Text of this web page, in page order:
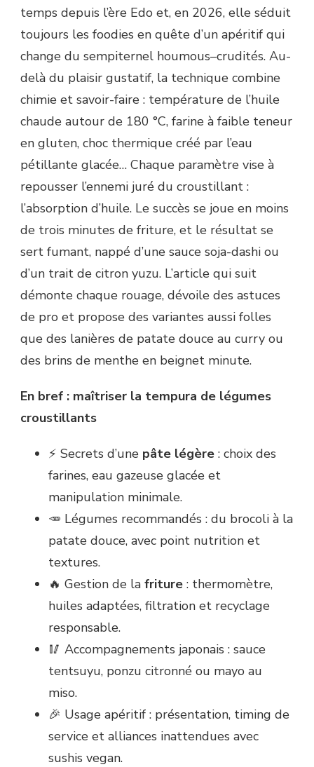
temps depuis l’ère Edo et, en 2026, elle séduit
toujours les foodies en quête d’un apéritif qui
change du sempiternel houmous–crudités. Au-
delà du plaisir gustatif, la technique combine
chimie et savoir-faire : température de l’huile
chaude autour de 180 °C, farine à faible teneur
en gluten, choc thermique créé par l’eau
pétillante glacée… Chaque paramètre vise à
repousser l’ennemi juré du croustillant :
l’absorption d’huile. Le succès se joue en moins
de trois minutes de friture, et le résultat se
sert fumant, nappé d’une sauce soja-dashi ou
d’un trait de citron yuzu. L’article qui suit
démonte chaque rouage, dévoile des astuces
de pro et propose des variantes aussi folles
que des lanières de patate douce au curry ou
des brins de menthe en beignet minute.
En bref : maîtriser la tempura de légumes
croustillants
⚡ Secrets d’une pâte légère : choix des
farines, eau gazeuse glacée et
manipulation minimale.
🥕 Légumes recommandés : du brocoli à la
patate douce, avec point nutrition et
textures.
🔥 Gestion de la friture : thermomètre,
huiles adaptées, filtration et recyclage
responsable.
🥢 Accompagnements japonais : sauce
tentsuyu, ponzu citronné ou mayo au
miso.
🎉 Usage apéritif : présentation, timing de
service et alliances inattendues avec
sushis vegan.